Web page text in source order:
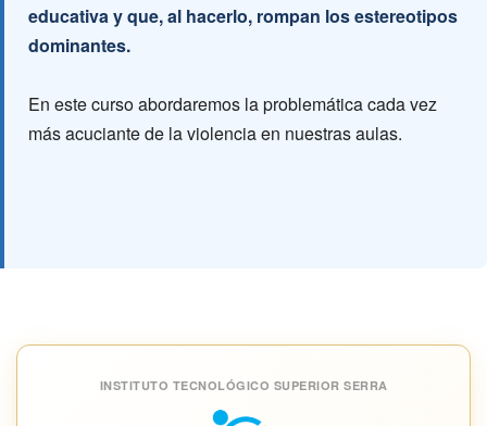
educativa y que, al hacerlo, rompan los estereotipos
dominantes.
En este curso abordaremos la problemática cada vez
más acuciante de la violencia en nuestras aulas.
INSTITUTO TECNOLÓGICO SUPERIOR SERRA